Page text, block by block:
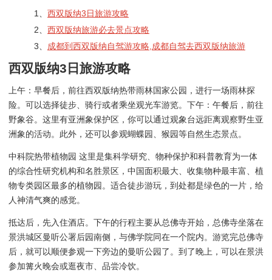
1、 西双版纳3日旅游攻略
2、 西双版纳旅游必去景点攻略
3、 成都到西双版纳自驾游攻略,成都自驾去西双版纳旅游
西双版纳3日旅游攻略
上午：早餐后，前往西双版纳热带雨林国家公园，进行一场雨林探
险。可以选择徒步、骑行或者乘坐观光车游览。下午：午餐后，前往
野象谷。这里有亚洲象保护区，你可以通过观象台远距离观察野生亚
洲象的活动。此外，还可以参观蝴蝶园、猴园等自然生态景点。
中科院热带植物园 这里是集科学研究、物种保护和科普教育为一体
的综合性研究机构和名胜景区，中国面积最大、收集物种最丰富、植
物专类园区最多的植物园。适合徒步游玩，到处都是绿色的一片，给
人神清气爽的感觉。
抵达后，先入住酒店。下午的行程主要从总佛寺开始，总佛寺坐落在
景洪城区曼听公署后园南侧，与佛学院同在一个院内。游览完总佛寺
后，就可以顺便参观一下旁边的曼听公园了。到了晚上，可以在景洪
参加篝火晚会或逛夜市、品尝冷饮。